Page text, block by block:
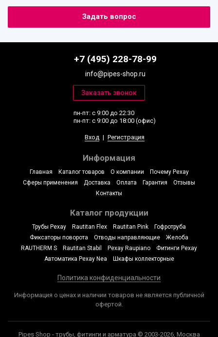
+7 (495) 228-78-99
info@pipes-shop.ru
пн-пт: с 9:00 до 22:30
пн-пт: с 9:00 до 18:00 (офис)
Вход | Регистрация
Информация
Главная Каталог товаров О компании
Почему Рехау
Сферы применения
Доставка Оплата Гарантия
Отзывы
Контакты
Каталог продукции
Трубы Рехау Rautitan Flex Rautitan Pink
Гофротруба
Фиксаторы поворота
Отводы направляющие
Желоба
RAUTHERM S
Rautitan Stabil Рехау Raupiano
Фитинги Рехау
Автоматика Рехау Nea
Шкафы коллекторные
Политика конфиденциальности
Информация о ценах и наличии товаров не является публичной
офертой.
Pipes Shop - трубы, фитинги и арматура © 2003-2026, Москва